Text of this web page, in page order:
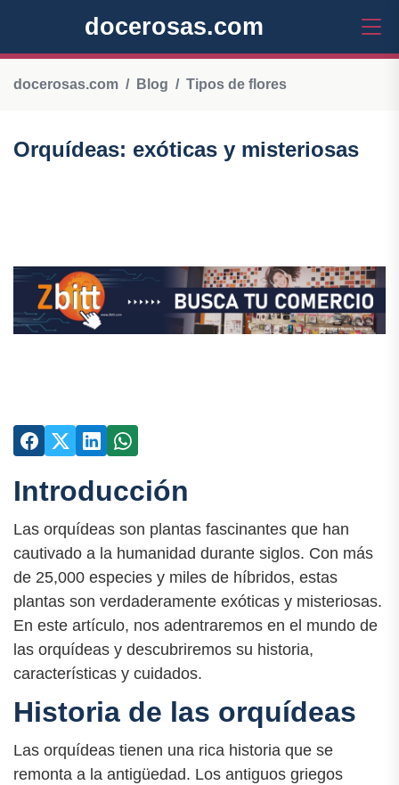
docerosas.com
docerosas.com Blog Tipos de flores
Orquídeas: exóticas y misteriosas
Introducción
Las orquídeas son plantas fascinantes que han
cautivado a la humanidad durante siglos. Con más
de 25,000 especies y miles de híbridos, estas
plantas son verdaderamente exóticas y misteriosas.
En este artículo, nos adentraremos en el mundo de
las orquídeas y descubriremos su historia,
características y cuidados.
Historia de las orquídeas
Las orquídeas tienen una rica historia que se
remonta a la antigüedad. Los antiguos griegos